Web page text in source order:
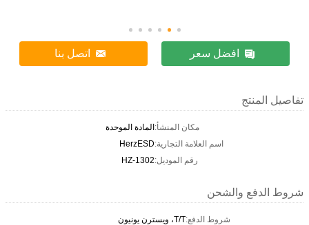
افضل سعر اتصل بنا
تفاصيل المنتج
مكان المنشأ:المادة الموحدة
اسم العلامة التجارية:HerzESD
رقم الموديل:HZ-1302
شروط الدفع والشحن
شروط الدفع:T/T، ويسترن يونيون